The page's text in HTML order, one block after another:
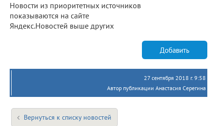
Новости из приоритетных источников
показываются на сайте
Яндекс.Новостей выше других
Добавить
27 сентября 2018 г. 9:58
Автор публикации Анастасия Серегина
Вернуться к списку новостей